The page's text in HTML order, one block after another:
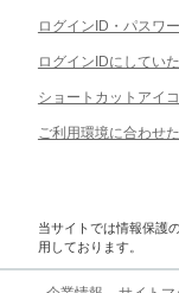
ログインID・パスワ
ログインIDにしてい
ショートカットアイ
ご利用環境に合わせ
当サイトでは情報保護
用しております。